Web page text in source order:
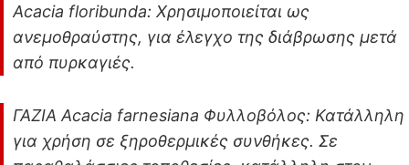
Acacia floribunda: Χρησιμοποιείται ως
ανεμοθραύστης, για έλεγχο της διάβρωσης μετά
από πυρκαγιές.
ΓΑΖΙΑ Acacia farnesiana Φυλλοβόλος: Κατάλληλη
για χρήση σε ξηροθερμικές συνθήκες. Σε